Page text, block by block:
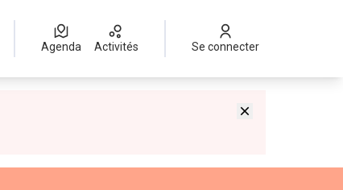
Agenda Activités Se connecter